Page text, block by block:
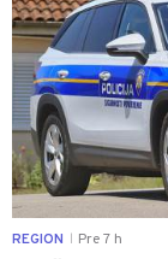
REGION Pre 7 h